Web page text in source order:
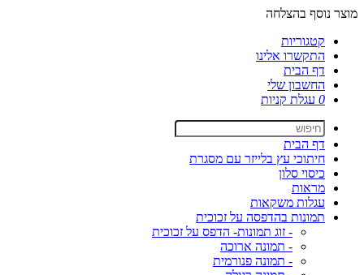
מוצר נוסף בהצלחה
קטגוריות
התקשרו אלינו
דף הבית
החשבון שלי
0 עגלת קניות
דף הבית
חיתוכי עץ בלייזר עם מסגרת
כיסוי סלון
מראות
עגלות משקאות
תמונות בהדפסה על זכוכית
- זוג תמונות- הדפס על זכוכית
- תמונה ארוכה
- תמונה פנורמית